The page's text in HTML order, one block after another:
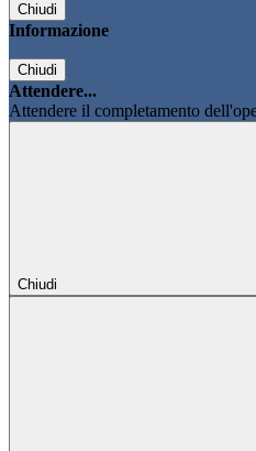
Chiudi
Informazione
Chiudi
Attendere...
Attendere il completamento
Chiudi